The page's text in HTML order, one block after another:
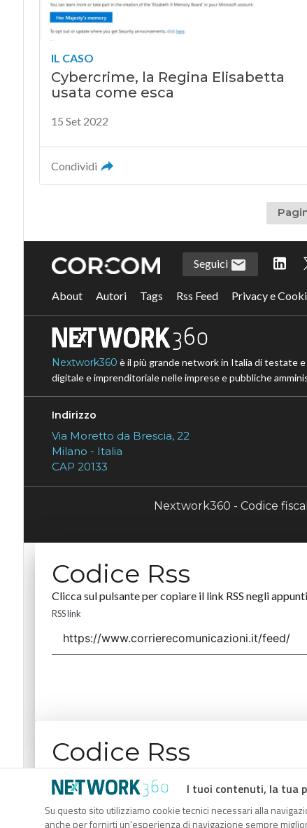
IL CASO
Cybercrime, la Regina Elisabetta
usata come esca
15 Set 2022
Condividi
I tuoi contenuti, la tua
Su questo sito utilizziamo cookie tecnici necessari alla
anche per fornirti un’esperienza di navigazione sempre
Seguici
About Autori Tags Rss Feed Privacy e
Nextwork360 è il più grande network in Italia di testate
digitale e imprenditoriale nelle imprese e pubbliche
Indirizzo
Via Moretto da Brescia, 22
Milano - Italia
CAP 20133
Nextwork360 - Codice
Codice Rss
Clicca sul pulsante per copiare il link RSS negli
RSS link
Codice Rss
RSS link